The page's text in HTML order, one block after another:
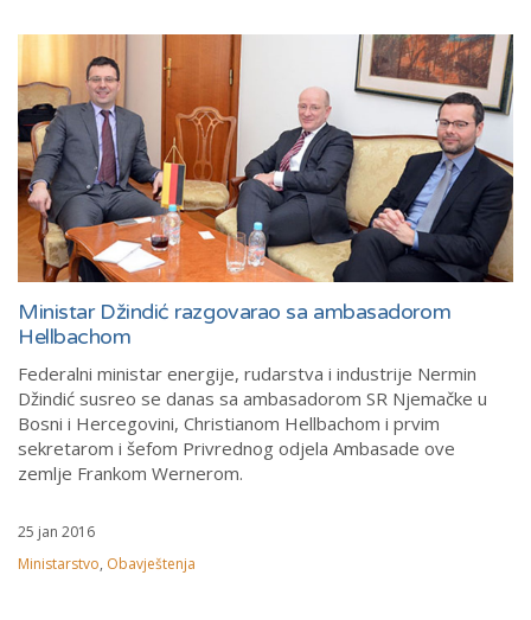
Ministar Džindić razgovarao sa ambasadorom
Hellbachom
Federalni ministar energije, rudarstva i industrije Nermin
Džindić susreo se danas sa ambasadorom SR Njemačke u
Bosni i Hercegovini, Christianom Hellbachom i prvim
sekretarom i šefom Privrednog odjela Ambasade ove
zemlje Frankom Wernerom.
25 jan 2016
Ministarstvo, Obavještenja